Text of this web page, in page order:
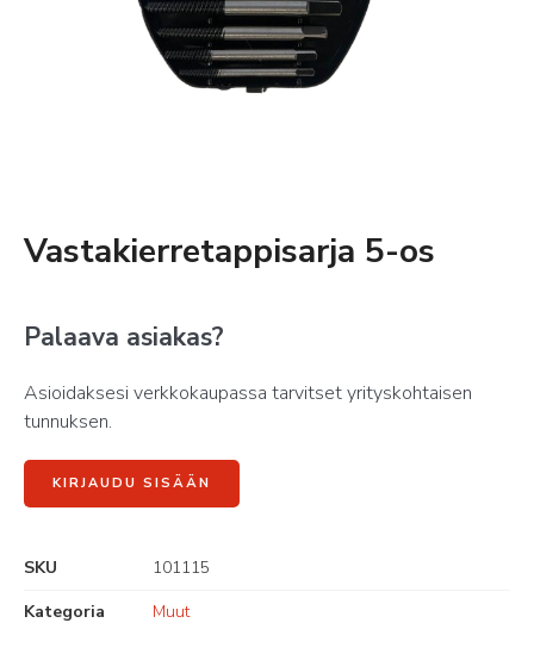
Vastakierretappisarja 5-os
Palaava asiakas?
Asioidaksesi verkkokaupassa tarvitset yrityskohtaisen
tunnuksen.
KIRJAUDU SISÄÄN
SKU
101115
Kategoria
Muut